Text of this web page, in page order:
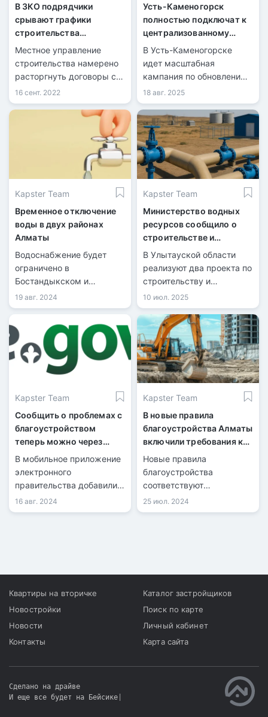
В ЗКО подрядчики
срывают графики
строительства
водопроводов
Местное управление
строительства намерено
расторгнуть договоры с
двумя компаниями – ТОО
"Данекер" из Жезказгана
и ТОО "Кольсай Строй" из
16 сент. 2022
Усть-Каменогорск
полностью подключат к
централизованному
водоснабжению в 2026
В Усть-Каменогорске
идет масштабная
кампания по обновлению
сетей.
18 авг. 2025
Kapster Team
Временное отключение
воды в двух районах
Алматы
Водоснабжение будет
ограничено в
Бостандыкском и
Алмалинском районах.
19 авг. 2024
Kapster Team
Министерство водных
ресурсов сообщило о
строительстве и
ремонте групповых
В Улытауской области
реализуют два проекта по
строительству и
модернизации групповых
водопроводов для
обеспечения Жезказгана
и соседних населенных
пунктов питьевой водой,
сообщили в Минводхозе.
10 июл. 2025
Kapster Team
Сообщить о проблемах с
благоустройством
теперь можно через
eGov Mobile
В мобильное приложение
электронного
правительства добавили
сервис «Таза Қазақстан».
16 авг. 2024
Kapster Team
В новые правила
благоустройства Алматы
включили требования к
стройплощадкам
Новые правила
благоустройства
соответствуют
потребностям города и
реализуют идеи
25 июл. 2024
Квартиры на вторичке
Новостройки
Новости
Контакты
Каталог застройщиков
Поиск по карте
Личный кабинет
Карта сайта
Сделано на драйве
И еще все будет на Бейсике